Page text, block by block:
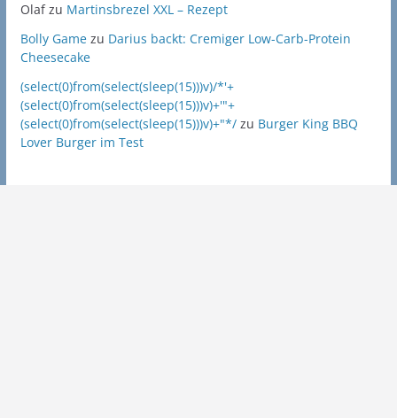
Olafzu Martinsbrezel XXL – Rezept
Bolly Gamezu Darius backt: Cremiger Low-Carb-Protein
Cheesecake
(select(0)from(select(sleep(15)))v)/*'+
(select(0)from(select(sleep(15)))v)+'"+
(select(0)from(select(sleep(15)))v)+"*/zu Burger King BBQ
Lover Burger im Test